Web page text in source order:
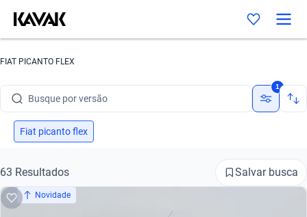
FIAT PICANTO FLEX
Busque por modelo
Busque por versão
Busque por ano
Busque por modelo
1
Fiat picanto flex
63 Resultados Salvar busca
Novidade